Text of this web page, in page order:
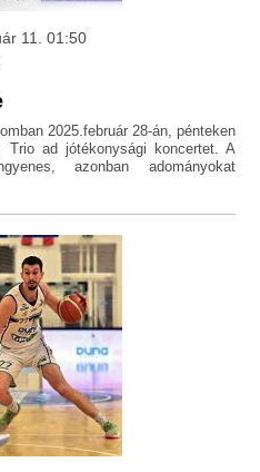
11. 01:50
2025.február 28-án, pénteken
Trio ad jótékonysági koncertet. A
azonban adományokat